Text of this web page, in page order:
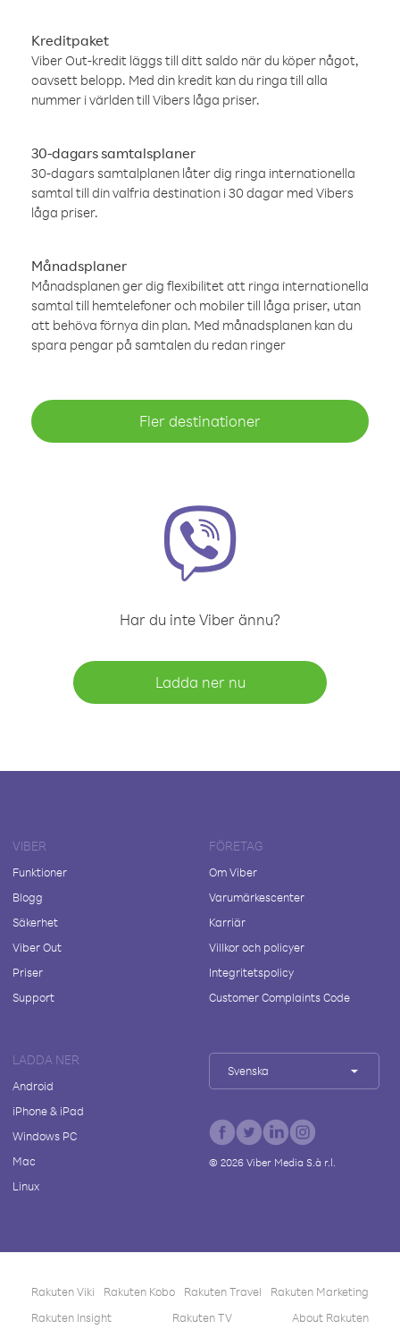
Kreditpaket
Viber Out-kredit läggs till ditt saldo när du köper något,
oavsett belopp. Med din kredit kan du ringa till alla
nummer i världen till Vibers låga priser.
30-dagars samtalsplaner
30-dagars samtalplanen låter dig ringa internationella
samtal till din valfria destination i 30 dagar med Vibers
låga priser.
Månadsplaner
Månadsplanen ger dig flexibilitet att ringa internationella
samtal till hemtelefoner och mobiler till låga priser, utan
att behöva förnya din plan. Med månadsplanen kan du
spara pengar på samtalen du redan ringer
Fler destinationer
Har du inte Viber ännu?
Ladda ner nu
VIBER
Funktioner
Blogg
Säkerhet
Viber Out
Priser
Support
FÖRETAG
Om Viber
Varumärkescenter
Karriär
Villkor och policyer
Integritetspolicy
Customer Complaints Code
LADDA NER
Android
iPhone & iPad
Windows PC
Mac
Linux
Svenska
© 2026Viber Media S.à r.l.
Rakuten Viki Rakuten Kobo Rakuten Travel
Rakuten Marketing
Rakuten Insight
Rakuten TV About Rakuten